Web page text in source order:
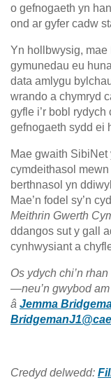
o gefnogaeth yn
ond ar gyfer cadw
Yn hollbwysig, mae
gymunedau eu
data amlygu
wrando a chymryd
gyfle i’r bobl rydych
gefnogaeth sydd ei
Mae gwaith
cymdeithasol mewn
berthnasol yn
Mae’n fodel sy’n
Meithrin Gwerth
ddangos sut y gall
cynhwysiant a
Os ydych chi’n
—neu’n gwybod
â Jemma
Credyd delwedd: